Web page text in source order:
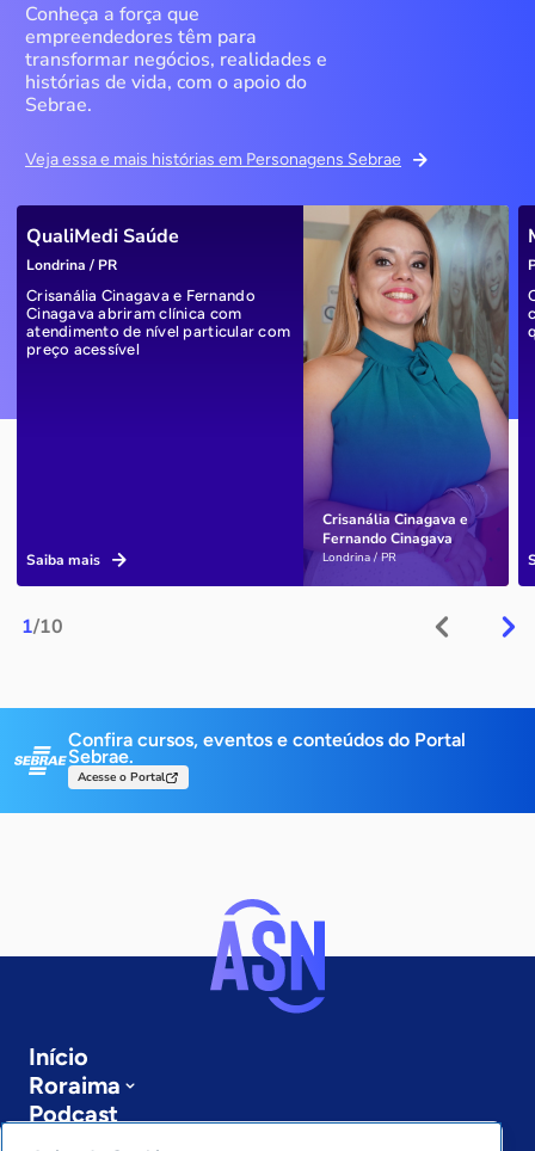
Conheça a força que
empreendedores têm para
transformar negócios, realidades e
histórias de vida, com o apoio do
Sebrae.
Veja essa e mais histórias em Personagens Sebrae
1/10
Crisanália Cinagava e
Fernando Cinagava
Londrina / PR
QualiMedi Saúde
Londrina / PR
Crisanália Cinagava e Fernando
Cinagava abriram clínica com
atendimento de nível particular com
preço acessível
Saiba mais
Confira cursos, eventos e conteúdos do Portal
Sebrae.
Acesse o Portal
Início
Roraima
Podcast
Sobre a ASN